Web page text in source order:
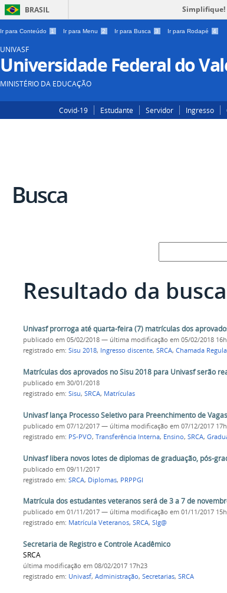
BRASIL Simplifique!
Ir para Conteúdo 1 Ir para Menu 2 Ir para Busca 3 Ir para Rodapé 4
UNIVASF
Universidade Federal do
MINISTÉRIO DA EDUCAÇÃO
Covid-19 Estudante Servidor Ingresso
Busca
Resultado da busca
Univasf prorroga até quarta-feira (7) matrículas dos
publicado em 05/02/2018 — última modificação em 05/02/2018
registrado em: Sisu 2018, Ingresso discente, SRCA, Chamada
Matrículas dos aprovados no Sisu 2018 para Univasf serão
publicado em 30/01/2018
registrado em: Sisu, SRCA, Matrículas
Univasf lança Processo Seletivo para Preenchimento de
publicado em 07/12/2017 — última modificação em 07/12/2017
registrado em: PS-PVO, Transferência Interna, Ensino, SRCA,
Univasf libera novos lotes de diplomas de graduação, pós-
publicado em 09/11/2017
registrado em: SRCA, Diplomas, PRPPGI
Matrícula dos estudantes veteranos será de 3 a 7 de
publicado em 01/11/2017 — última modificação em 01/11/2017
registrado em: Matrícula Veteranos, SRCA, SIg@
Secretaria de Registro e Controle Acadêmico
SRCA
última modificação em 08/02/2017 17h23
registrado em: Univasf, Administração, Secretarias, SRCA